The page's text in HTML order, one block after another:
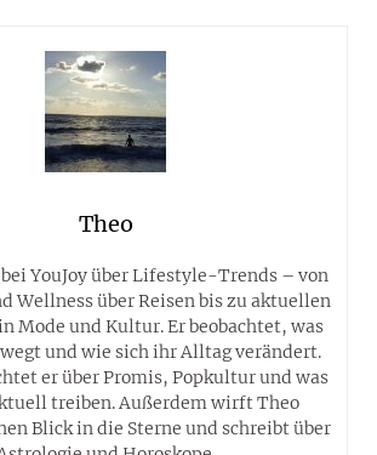
Theo
YouJoy über Lifestyle-Trends – von
Wellness über Reisen bis zu aktuellen
Mode und Kultur. Er beobachtet, was
und wie sich ihr Alltag verändert.
er über Promis, Popkultur und was
treiben. Außerdem wirft Theo
Blick in die Sterne und schreibt über